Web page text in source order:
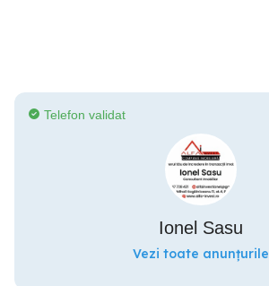
Telefon validat
Ionel Sasu
Vezi toate anunțurile